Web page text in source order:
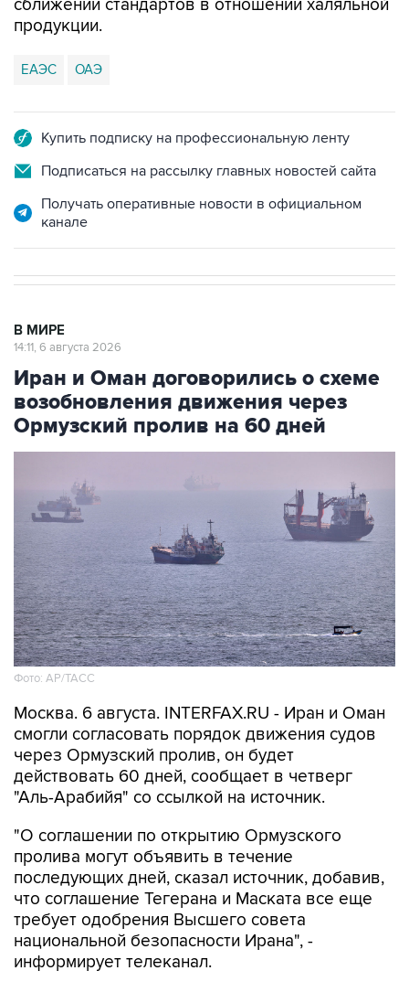
сближении стандартов в отношении халяльной
продукции.
ЕАЭС ОАЭ
Купить подписку на профессиональную ленту
Подписаться на рассылку главных новостей сайта
Получать оперативные новости в официальном
канале
В МИРЕ
14:11, 6 августа 2026
Иран и Оман договорились о схеме
возобновления движения через
Ормузский пролив на 60 дней
Фото: AP/ТАСС
Москва. 6 августа. INTERFAX.RU - Иран и Оман
смогли согласовать порядок движения судов
через Ормузский пролив, он будет
действовать 60 дней, сообщает в четверг
"Аль-Арабийя" со ссылкой на источник.
"О соглашении по открытию Ормузского
пролива могут объявить в течение
последующих дней, сказал источник, добавив,
что соглашение Тегерана и Маската все еще
требует одобрения Высшего совета
национальной безопасности Ирана", -
информирует телеканал.